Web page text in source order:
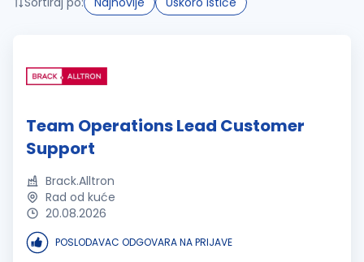
Team Operations Lead Customer
Support
Brack.Alltron
Rad od kuće
20.08.2026
POSLODAVAC ODGOVARA NA PRIJAVE